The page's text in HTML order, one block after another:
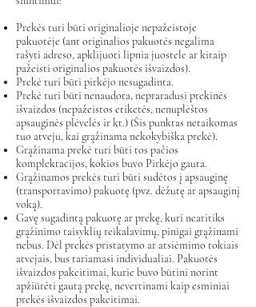
Prekės turi būti originalioje nepažeistoje
pakuotėje (ant originalios pakuotės negalima
rašyti adreso, apklijuoti lipnia juostele ar kitaip
pažeisti originalios pakuotės išvaizdos).
Prekė turi būti pirkėjo nesugadinta.
Prekė turi būti nenaudota, nepraradusi prekinės
išvaizdos (nepažeistos etiketės, nenuplėštos
apsauginės plėvelės ir kt.) (Šis punktas netaikomas
tuo atveju, kai grąžinama nekokybiška prekė).
Grąžinama prekė turi būti tos pačios
komplektacijos, kokios buvo Pirkėjo gauta.
Grąžinamos prekės turi būti sudėtos į apsauginę
(transportavimo) pakuotę (pvz. dėžutę ar apsauginį
voką).
Gavę sugadintą pakuotę ar prekę, kuri neatitiks
grąžinimo taisyklių reikalavimų, pinigai grąžinami
nebus. Dėl prekės pristatymo ar atsiėmimo tokiais
atvejais, bus tariamasi individualiai. Pakuotės
išvaizdos pakeitimai, kurie buvo būtini norint
apžiūrėti gautą prekę, nevertinami kaip esminiai
prekės išvaizdos pakeitimai.